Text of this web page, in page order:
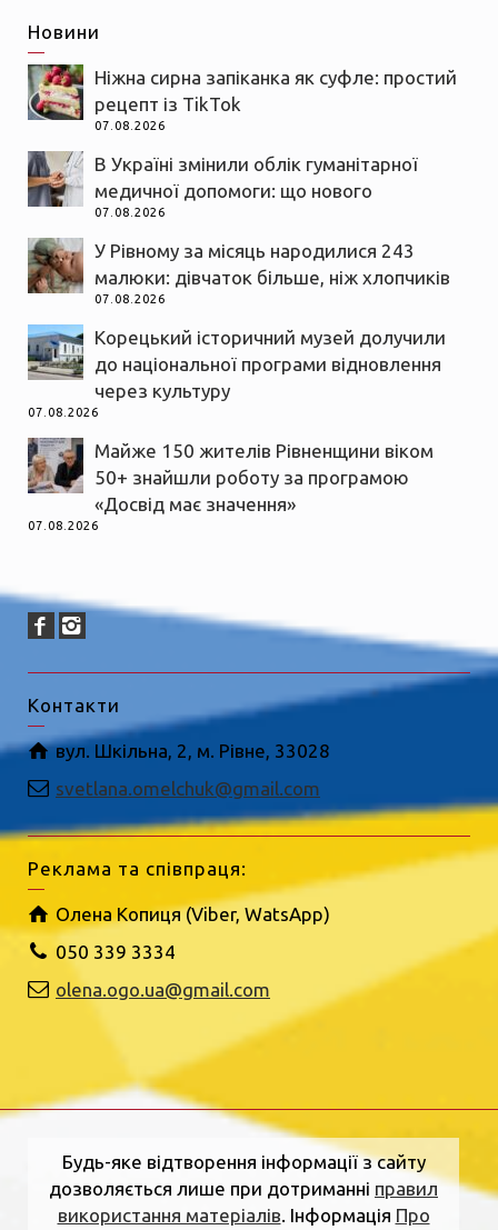
Новини
Ніжна сирна запіканка як суфле: простий
рецепт із TikTok
07.08.2026
В Україні змінили облік гуманітарної
медичної допомоги: що нового
07.08.2026
У Рівному за місяць народилися 243
малюки: дівчаток більше, ніж хлопчиків
07.08.2026
Корецький історичний музей долучили
до національної програми відновлення
через культуру
07.08.2026
Майже 150 жителів Рівненщини віком
50+ знайшли роботу за програмою
«Досвід має значення»
07.08.2026
Контакти
вул. Шкільна, 2, м. Рівне, 33028
svetlana.omelchuk@gmail.com
Реклама та співпраця:
Олена Копиця (Viber, WatsApp)
050 339 3334
olena.ogo.ua@gmail.com
Будь-яке відтворення інформації з сайту
дозволяється лише при дотриманні правил
використання матеріалів . Інформація Про